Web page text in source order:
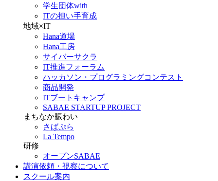
学生団体with
ITの担い手育成
地域×IT
Hana道場
Hana工房
サイバーサクラ
IT推進フォーラム
ハッカソン・プログラミングコンテスト
商品開発
ITブートキャンプ
SABAE STARTUP PROJECT
まちなか賑わい
さばぷら
La Tempo
研修
オープンSABAE
講演依頼・視察について
スクール案内